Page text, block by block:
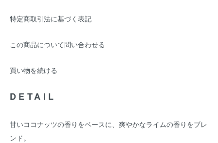
特定商取引法に基づく表記
この商品について問い合わせる
買い物を続ける
DETAIL
甘いココナッツの香りをベースに、爽やかなライムの香りをブレ
ンド。